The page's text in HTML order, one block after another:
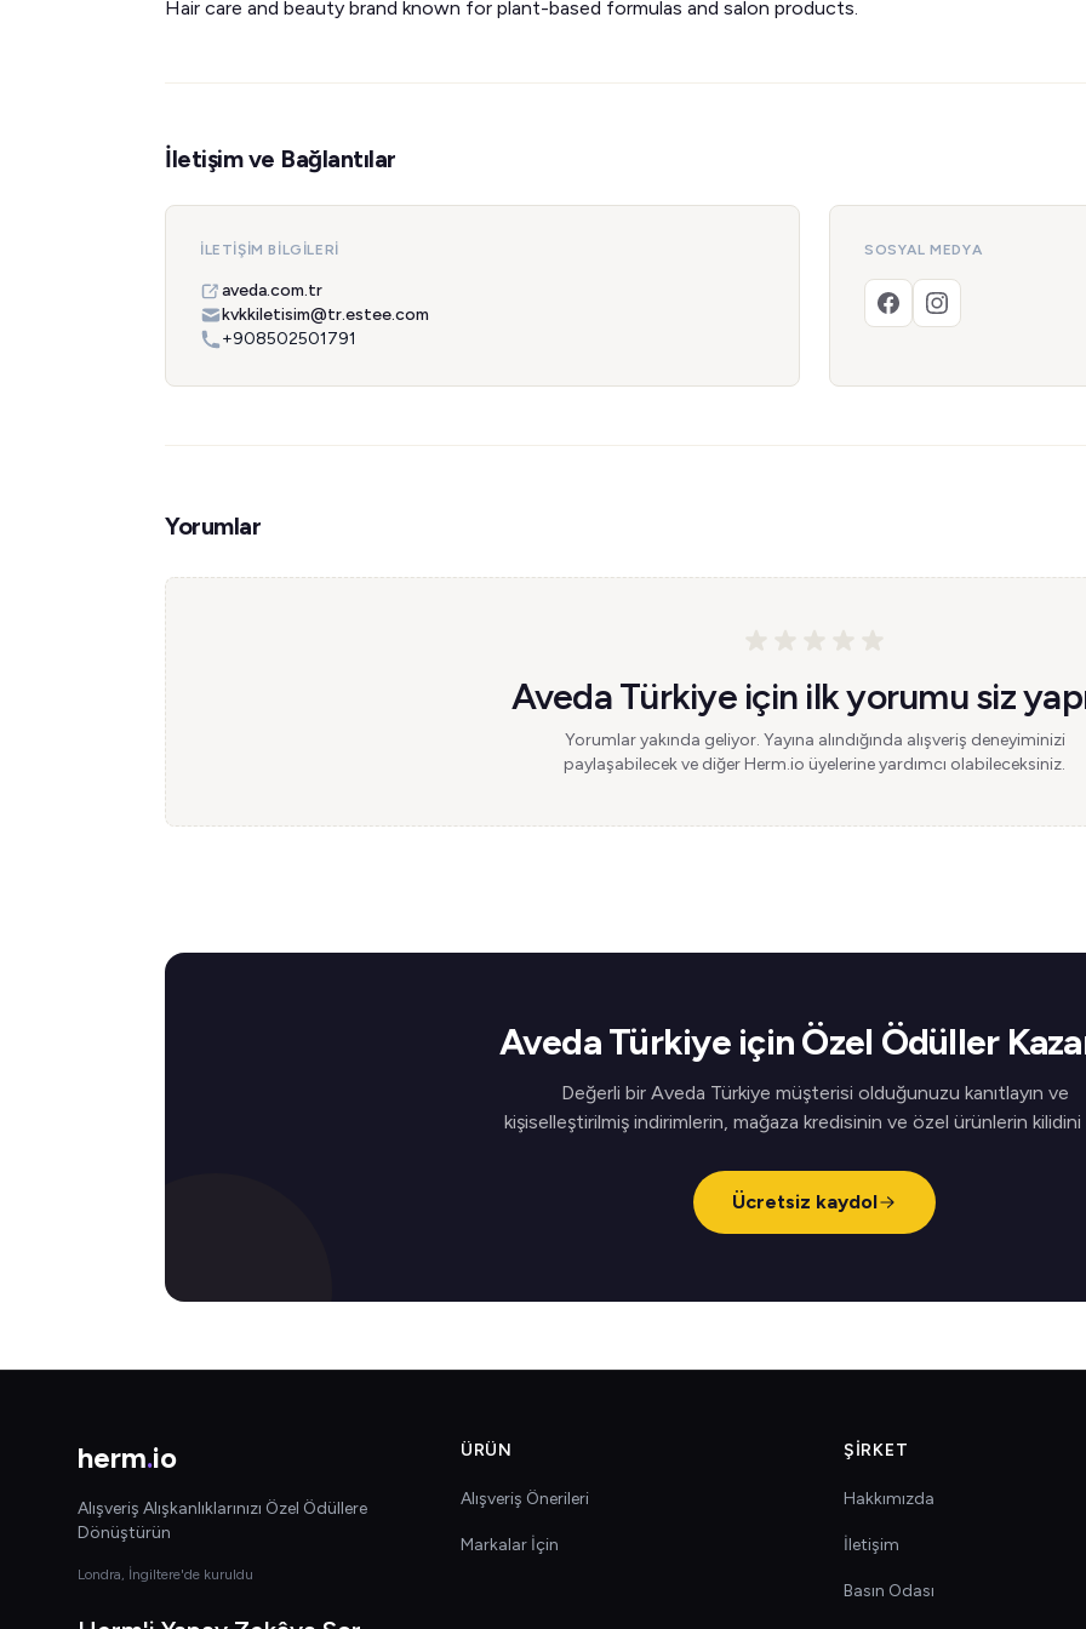
Hair care and beauty brand known for plant-based formulas and salon products.
İletişim ve Bağlantılar
İLETIŞIM BILGILERI
aveda.com.tr
kvkkiletisim@tr.estee.com
+908502501791
SOSYAL MEDYA
Yorumlar
Aveda Türkiye için ilk yorumu siz
Yorumlar yakında geliyor. Yayına alındığında alışveriş deneyiminizi
paylaşabilecek ve diğer Herm.io üyelerine yardımcı olabileceksiniz.
Aveda Türkiye için Özel Ödüller
Değerli bir Aveda Türkiye müşterisi olduğunuzu kanıtlayın ve
kişiselleştirilmiş indirimlerin, mağaza kredisinin ve özel ürünlerin kilidini
Ücretsiz kaydol
herm.io
Alışveriş Alışkanlıklarınızı Özel Ödüllere
Dönüştürün
Londra, İngiltere'de kuruldu
ÜRÜN
Alışveriş Önerileri
Markalar İçin
ŞIRKET
Hakkımızda
İletişim
Basın Odası